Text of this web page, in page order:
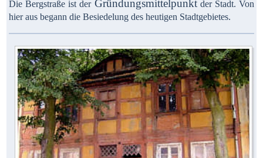
Die Bergstraße ist der Gründungsmittelpunktder Stadt. Von
hier aus begann die Besiedelung des heutigen Stadtgebietes.